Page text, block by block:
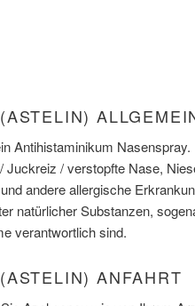
Antihistaminikum
Juckreiz / verstopfte Nase,
andere allergische
natürlicher Substanzen,
verantwortlich sind.
ANFAHRT